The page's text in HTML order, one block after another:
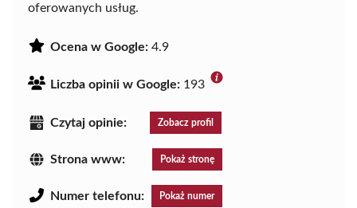
oferowanych usług.
Ocena w Google: 4.9
Liczba opinii w Google: 193
Czytaj opinie: Zobacz profil
Strona www: Pokaż stronę
Numer telefonu: Pokaż numer